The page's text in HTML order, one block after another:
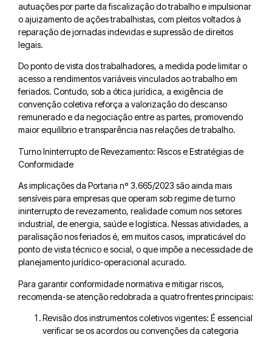
autuações por parte da fiscalização do trabalho e impulsionar
o ajuizamento de ações trabalhistas, com pleitos voltados à
reparação de jornadas indevidas e supressão de direitos
legais.
Do ponto de vista dos trabalhadores, a medida pode limitar o
acesso a rendimentos variáveis vinculados ao trabalho em
feriados. Contudo, sob a ótica jurídica, a exigência de
convenção coletiva reforça a valorização do descanso
remunerado e da negociação entre as partes, promovendo
maior equilíbrio e transparência nas relações de trabalho.
Turno Ininterrupto de Revezamento: Riscos e Estratégias de
Conformidade
As implicações da Portaria nº 3.665/2023 são ainda mais
sensíveis para empresas que operam sob regime de turno
ininterrupto de revezamento, realidade comum nos setores
industrial, de energia, saúde e logística. Nessas atividades, a
paralisação nos feriados é, em muitos casos, impraticável do
ponto de vista técnico e social, o que impõe a necessidade de
planejamento jurídico-operacional acurado.
Para garantir conformidade normativa e mitigar riscos,
recomenda-se atenção redobrada a quatro frentes principais:
Revisão dos instrumentos coletivos vigentes: É essencial
verificar se os acordos ou convenções da categoria